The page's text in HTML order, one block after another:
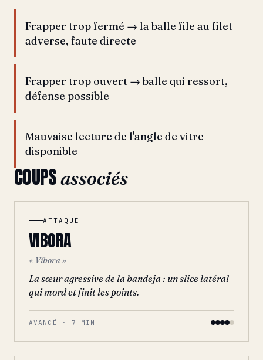
Frapper trop fermé → la balle file au filet
adverse, faute directe
Frapper trop ouvert → balle qui ressort,
défense possible
Mauvaise lecture de l'angle de vitre
disponible
COUPSassociés
ATTAQUE
VIBORA
« Víbora »
La sœur agressive de la bandeja : un slice latéral
qui mord et finit les points.
AVANCÉ · 7 MIN